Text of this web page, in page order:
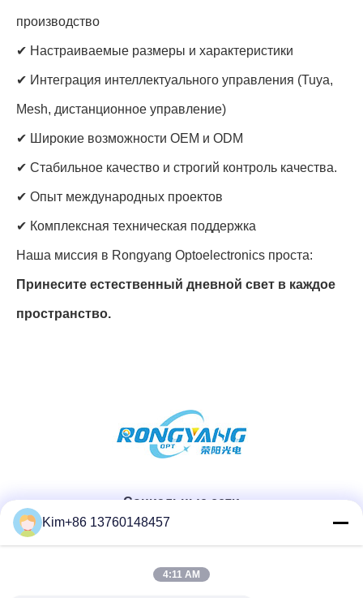
производство
✔ Настраиваемые размеры и характеристики
✔ Интеграция интеллектуального управления (Tuya,
Mesh, дистанционное управление)
✔ Широкие возможности OEM и ODM
✔ Стабильное качество и строгий контроль качества.
✔ Опыт международных проектов
✔ Комплексная техническая поддержка
Наша миссия в Rongyang Optoelectronics проста:
Принесите естественный дневной свет в каждое
пространство.
Социальные сети
Быстрый контакт
Kim+86 13760148457
4:11 AM